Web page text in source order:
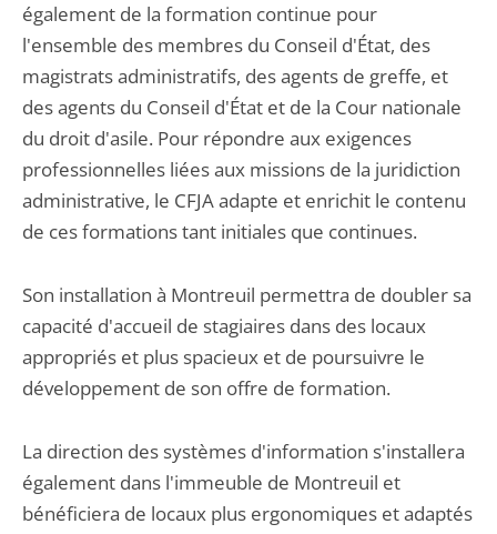
également de la formation continue pour
l'ensemble des membres du Conseil d'État, des
magistrats administratifs, des agents de greffe, et
des agents du Conseil d'État et de la Cour nationale
du droit d'asile. Pour répondre aux exigences
professionnelles liées aux missions de la juridiction
administrative, le CFJA adapte et enrichit le contenu
de ces formations tant initiales que continues.
Son installation à Montreuil permettra de doubler sa
capacité d'accueil de stagiaires dans des locaux
appropriés et plus spacieux et de poursuivre le
développement de son offre de formation.
La direction des systèmes d'information s'installera
également dans l'immeuble de Montreuil et
bénéficiera de locaux plus ergonomiques et adaptés